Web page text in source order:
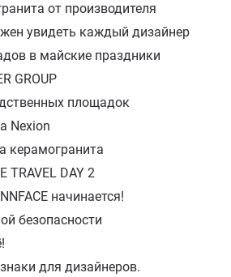
от производителя
увидеть каждый дизайнер
в майские праздники
GROUP
площадок
Nexion
керамогранита
TRAVEL DAY 2
начинается!
безопасности
для дизайнеров.